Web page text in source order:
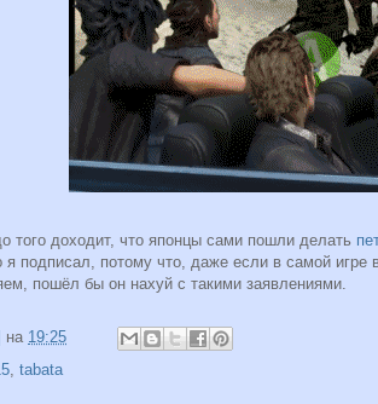
того доходит, что японцы сами пошли делать
я подписал, потому что, даже если в самой
пошёл бы он нахуй с такими заявлениями.
на 19:25
, tabata